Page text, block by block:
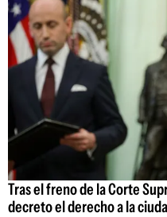
Tras el freno de la Corte
decreto el derecho a la